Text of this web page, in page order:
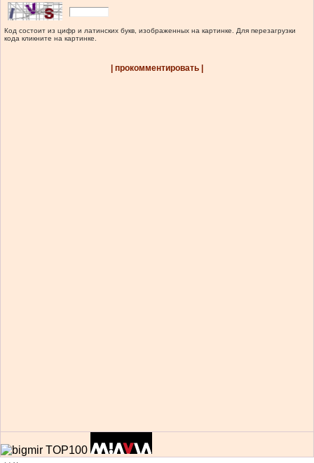
Код состоит из цифр и латинских букв, изображенных на картинке. Для перезагрузки
кода кликните на картинке.
| прокомментировать |